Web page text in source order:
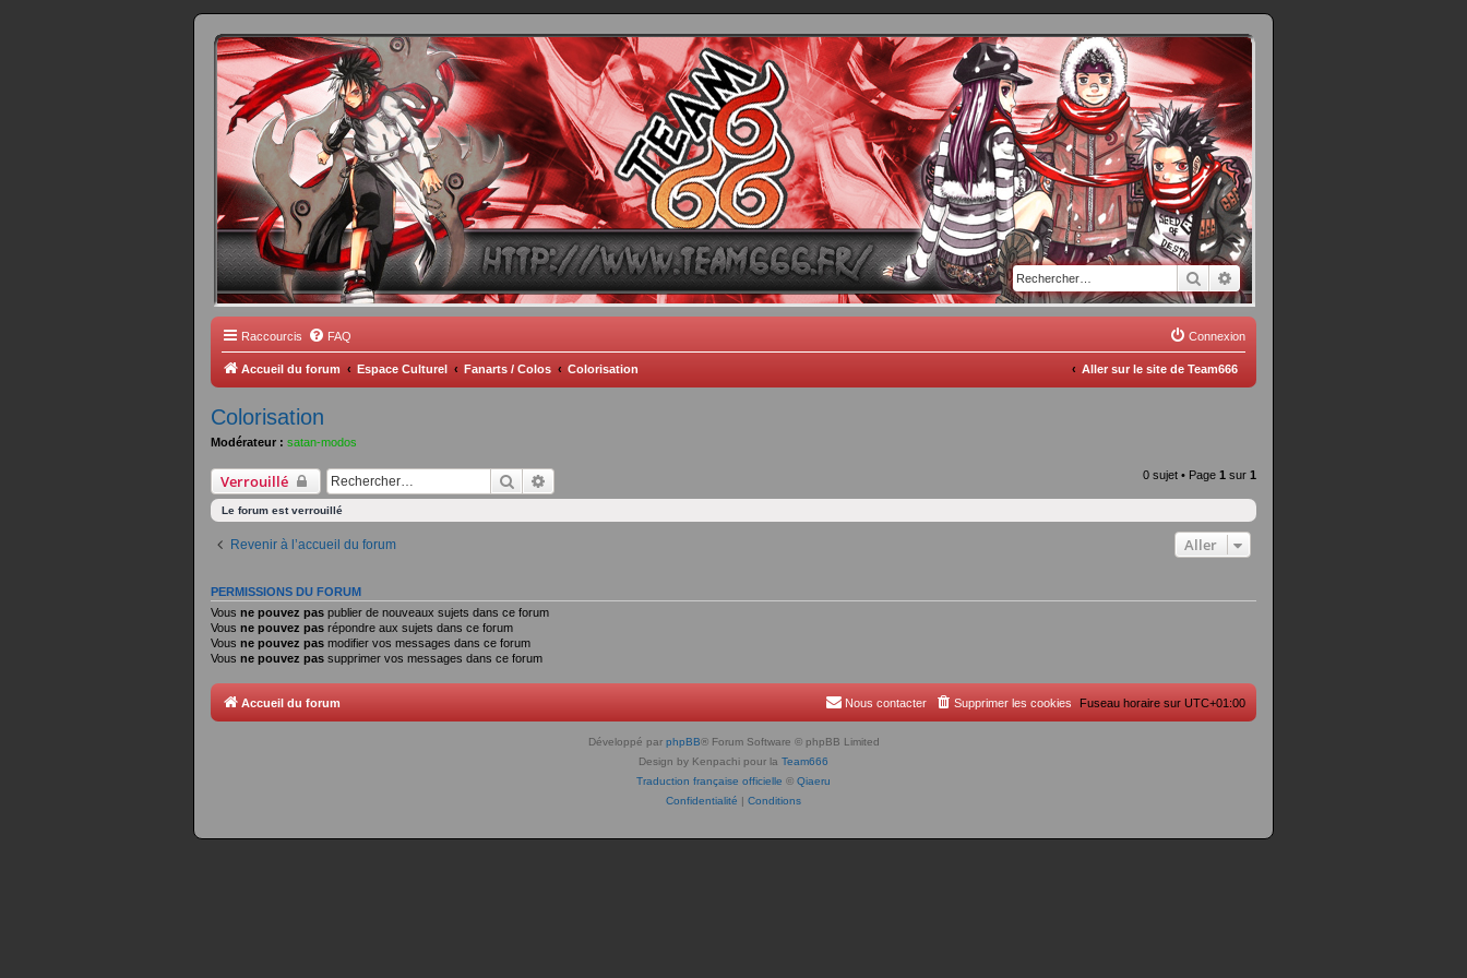
FORUM TEAM 666
Scantrad Ares, B One, Blaster Knuckle et Death Trance
RechercherRecherche avancée
Raccourcis FAQ Connexion
Accueil du forum Espace Culturel Fanarts / Colos Colorisation Aller sur le site de Team666
Colorisation
Modérateur : satan-modos
Verrouillé Rechercher 0 sujet • Page 1 sur 1
Le forum est verrouillé
Revenir à l’accueil du forum Aller
PERMISSIONS DU FORUM
Vous ne pouvez pas publier de nouveaux sujets dans ce forum
Vous ne pouvez pas répondre aux sujets dans ce forum
Vous ne pouvez pas modifier vos messages dans ce forum
Vous ne pouvez pas supprimer vos messages dans ce forum
Accueil du forum Fuseau horaire sur UTC+01:00
Supprimer les cookies
Nous contacter
Développé par phpBB® Forum Software © phpBB Limited
Design by Kenpachi pour la Team666
Traduction française officielle © Qiaeru
Confidentialité | Conditions